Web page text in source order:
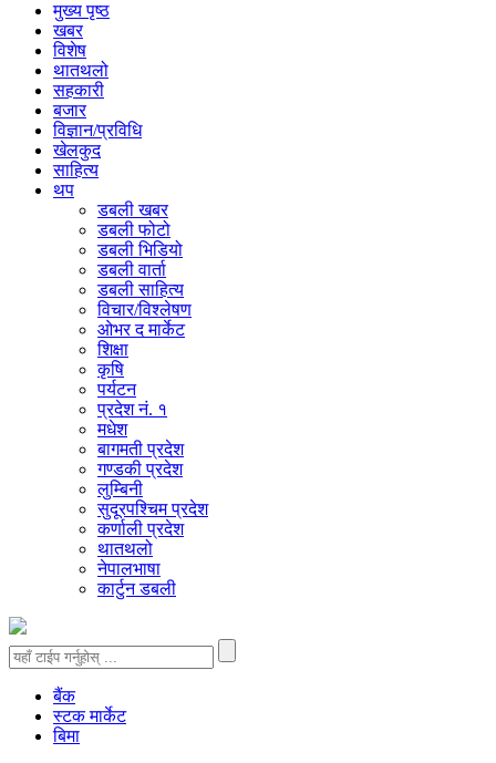
मुख्य पृष्ठ
खबर
विशेष
थातथलो
सहकारी
बजार
विज्ञान/प्रविधि
खेलकुद
साहित्य
थप
डबली खबर
डबली फोटो
डबली भिडियो
डबली वार्ता
डबली साहित्य
विचार/विश्‍लेषण
ओभर द मार्केट
शिक्षा
कृषि
पर्यटन
प्रदेश नं. १
मधेश
बागमती प्रदेश
गण्डकी प्रदेश
लुम्बिनी
सुदूरपश्चिम प्रदेश
कर्णाली प्रदेश
थातथलो
नेपालभाषा
कार्टुन डबली
बैंक
स्टक मार्केट
बिमा